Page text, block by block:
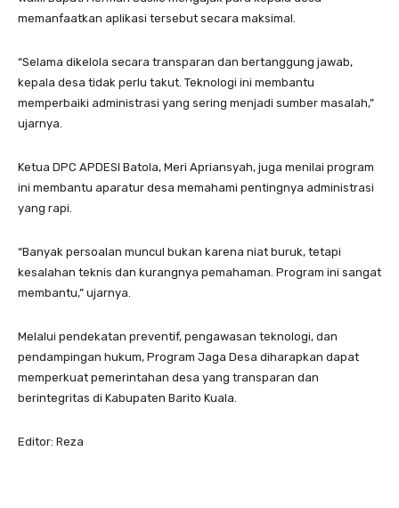
memanfaatkan aplikasi tersebut secara maksimal.
“Selama dikelola secara transparan dan bertanggung jawab,
kepala desa tidak perlu takut. Teknologi ini membantu
memperbaiki administrasi yang sering menjadi sumber masalah,”
ujarnya.
Ketua DPC APDESI Batola, Meri Apriansyah, juga menilai program
ini membantu aparatur desa memahami pentingnya administrasi
yang rapi.
“Banyak persoalan muncul bukan karena niat buruk, tetapi
kesalahan teknis dan kurangnya pemahaman. Program ini sangat
membantu,” ujarnya.
Melalui pendekatan preventif, pengawasan teknologi, dan
pendampingan hukum, Program Jaga Desa diharapkan dapat
memperkuat pemerintahan desa yang transparan dan
berintegritas di Kabupaten Barito Kuala.
Editor: Reza